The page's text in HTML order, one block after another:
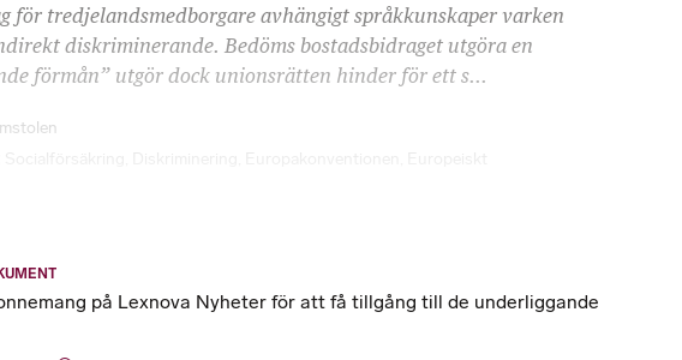
för tredjelandsmedborgare avhängigt språkkunskaper varken
diskriminerande. Bedöms bostadsbidraget utgöra en
förmån” utgör dock unionsrätten hinder för ett s...
på Lexnova Nyheter för att få tillgång till de underliggande